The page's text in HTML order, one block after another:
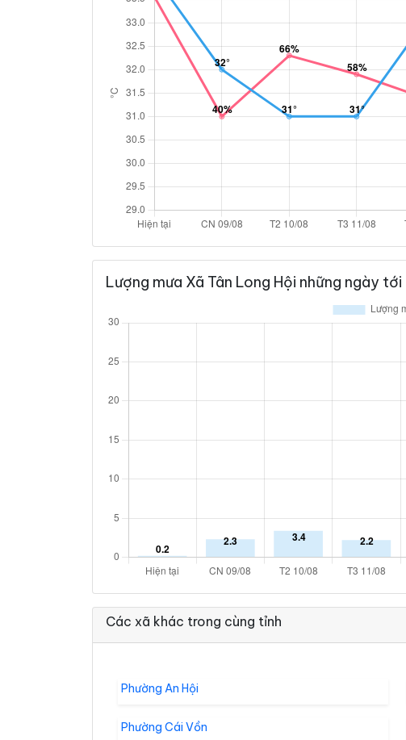
Lượng mưa Xã Tân Long Hội những ngày tới
Các xã khác trong cùng tỉnh
Phường An Hội
Phường Cái Vồn